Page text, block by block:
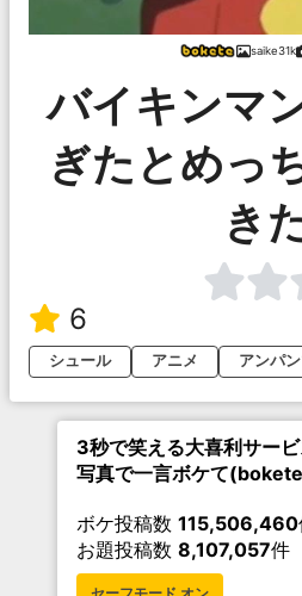
saike31k
バイキンマ
ぎたとめっ
き
6
シュール
アニメ アンパ
3秒で笑える大喜利サー
写真で一言ボケて
ボケ投稿数 115,506,460
お題投稿数 8,107,057件